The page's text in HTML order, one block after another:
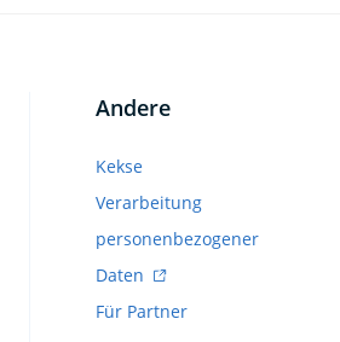
Andere
Kekse
Verarbeitung
personenbezogener
Daten
Für Partner